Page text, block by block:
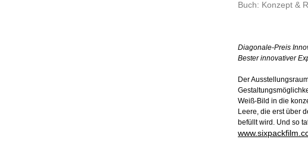
Buch: Konzept &
Diagonale-Preis
Bester innovativer
Der
Weiß-Bild in die
Leere, die erst über
befüllt wird. Und so